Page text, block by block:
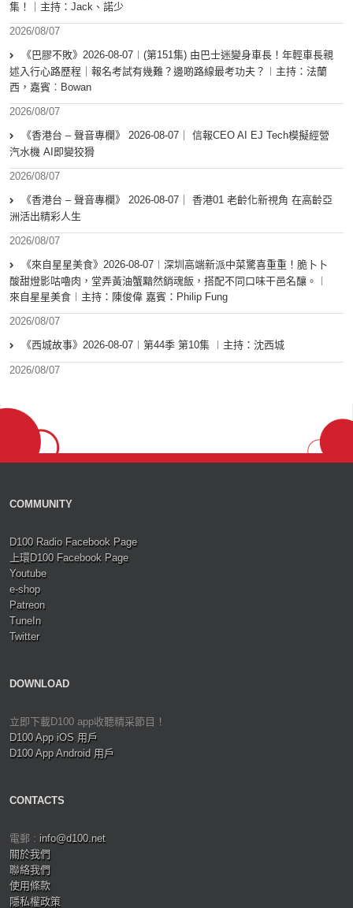
集！｜主持：Jack、諾少
2026/08/07
《巴膠不敗》2026-08-07︱(第151集) 由巴士迷變身車長！年輕車長親
述入行心路歷程｜報名考試有幾難？邊啲路線最考功夫？︱主持：法蘭
西，嘉賓︰Bowan
2026/08/07
《香港台 – 聲音專欄》 2026-08-07｜ 信報CEO AI EJ Tech模擬經營
汽水機 AI即變狡猾
2026/08/07
《香港台 – 聲音專欄》 2026-08-07｜ 香港01 老齡化新視角 在高齡亞
洲活出精彩人生
2026/08/07
《來自星星美食》2026-08-07︱深圳高端新派中菜驚喜重重！脆卜卜
酸甜燈影咕嚕肉，堂弄黃油蟹黯然銷魂飯，搭配不同口味干邑名釀。︱
來自星星美食︱主持：陳俊偉 嘉賓：Philip Fung
2026/08/07
《西城故事》2026-08-07︱第44季 第10集 ︱主持：沈西城
2026/08/07
COMMUNITY
D100 Radio Facebook Page
上環D100 Facebook Page
Youtube
e-shop
Patreon
TuneIn
Twitter
DOWNLOAD
立即下載D100 app收聽精采節目！
D100 App iOS 用戶
D100 App Android 用戶
CONTACTS
電郵 : info@d100.net
關於我們
聯絡我們
使用條款
隱私權政策